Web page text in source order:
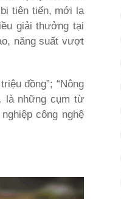
tiên tiến, mới lạ
giải thưởng tại
năng suất vượt
đồng”; “Nông
là những cụm từ
công nghệ